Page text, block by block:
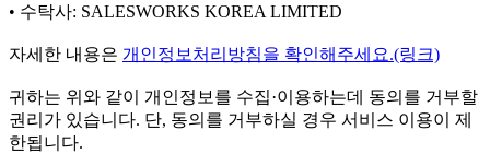
• 수탁사: SALESWORKS KOREA LIMITED
자세한 내용은 개인정보처리방침을 확인해주세요.(링크)
귀하는 위와 같이 개인정보를 수집·이용하는데 동의를 거부할
권리가 있습니다. 단, 동의를 거부하실 경우 서비스 이용이 제
한됩니다.